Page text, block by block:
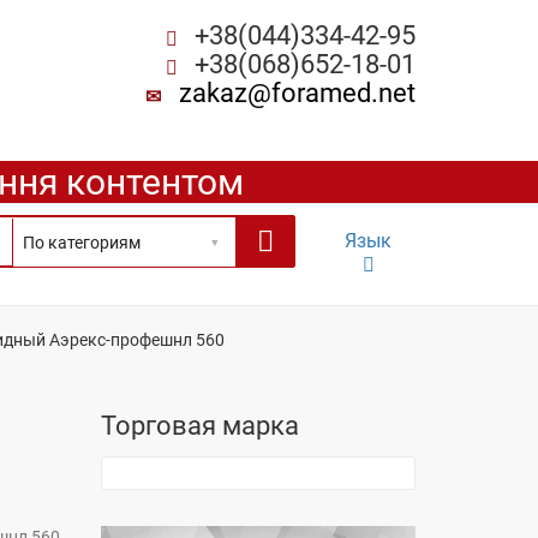
+38(044)334-42-95
+38(068)652-18-01
zakaz@foramed.net
контентом
Язык
Аэрекс-профешнл 560
Торговая марка